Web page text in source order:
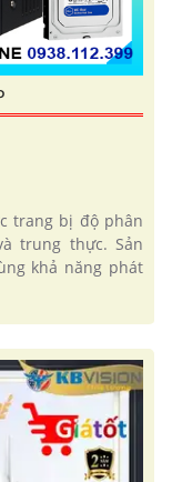
trang bị độ phân
trung thực. Sản
khả năng phát